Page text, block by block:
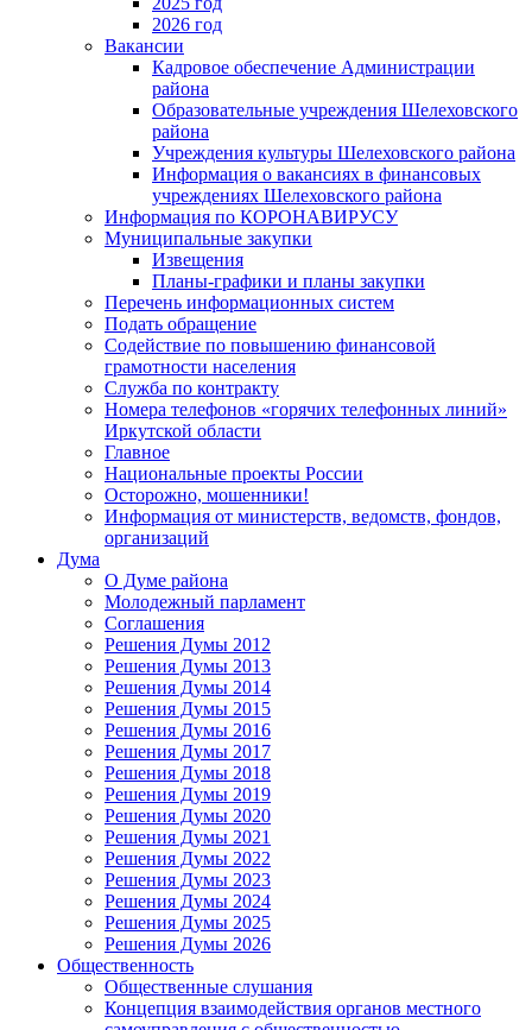
2026 год
Вакансии
Кадровое обеспечение Администрации
района
Образовательные учреждения Шелеховского
района
Учреждения культуры Шелеховского района
Информация о вакансиях в финансовых
учреждениях Шелеховского района
Информация по КОРОНАВИРУСУ
Муниципальные закупки
Извещения
Планы-графики и планы закупки
Перечень информационных систем
Подать обращение
Содействие по повышению финансовой
грамотности населения
Служба по контракту
Номера телефонов «горячих телефонных линий»
Иркутской области
Главное
Национальные проекты России
Осторожно, мошенники!
Информация от министерств, ведомств, фондов,
организаций
Дума
О Думе района
Молодежный парламент
Соглашения
Решения Думы 2012
Решения Думы 2013
Решения Думы 2014
Решения Думы 2015
Решения Думы 2016
Решения Думы 2017
Решения Думы 2018
Решения Думы 2019
Решения Думы 2020
Решения Думы 2021
Решения Думы 2022
Решения Думы 2023
Решения Думы 2024
Решения Думы 2025
Решения Думы 2026
Общественность
Общественные слушания
Концепция взаимодействия органов местного